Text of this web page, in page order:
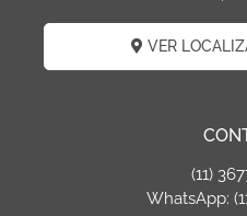
VER
(11)
WhatsApp: